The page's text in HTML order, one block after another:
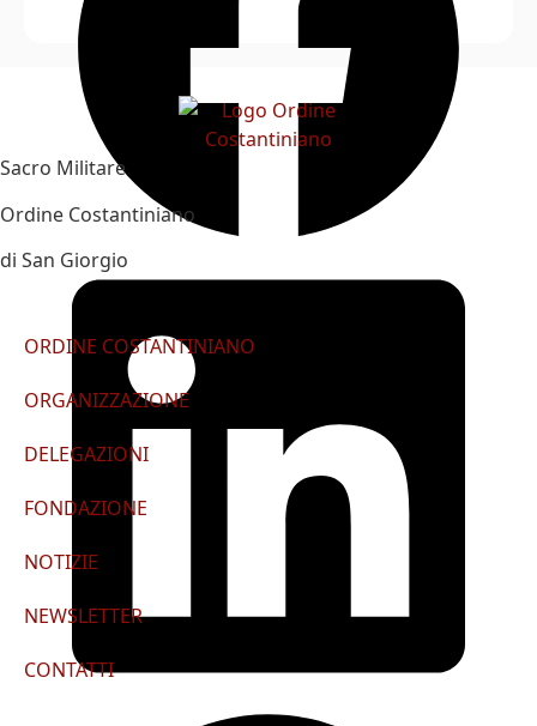
Sacro Militare
Ordine Costantiniano
di San Giorgio
ORDINE COSTANTINIANO
ORGANIZZAZIONE
DELEGAZIONI
FONDAZIONE
NOTIZIE
NEWSLETTER
CONTATTI